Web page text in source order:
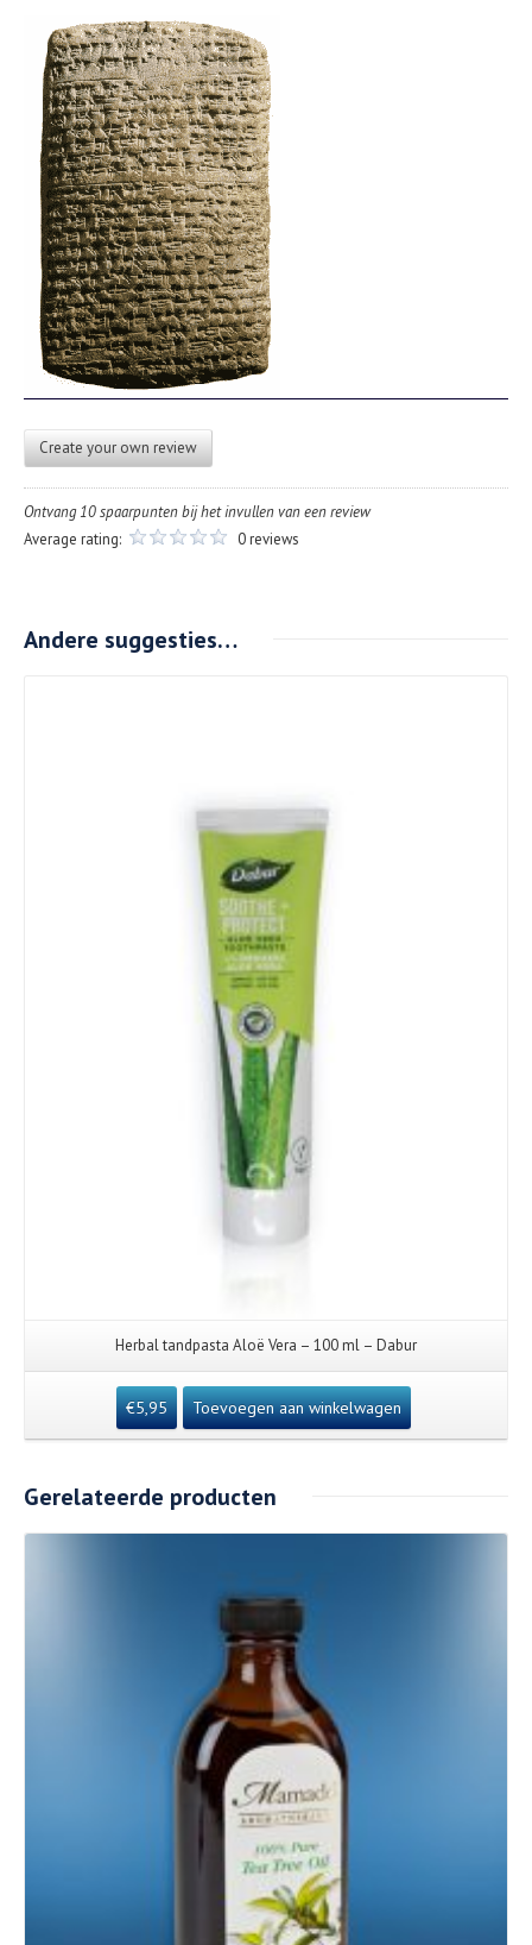
Create your own review
Ontvang 10 spaarpunten bij het invullen van een review
Average rating:
0 reviews
Andere suggesties…
Herbal tandpasta Aloë Vera – 100 ml – Dabur
€5,95 Toevoegen aan winkelwagen
Gerelateerde producten
Details